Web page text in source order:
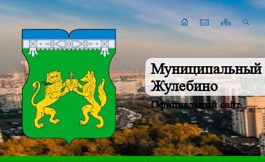
Муниципальный
Жулебино
Официальный сайт